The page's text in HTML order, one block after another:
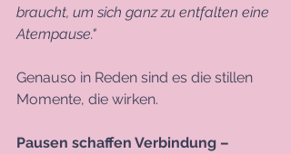
braucht, um sich ganz zu entfalten eine
Atempause."
Genauso in Reden sind es die stillen
Momente, die wirken.
Pausen schaffen Verbindung –